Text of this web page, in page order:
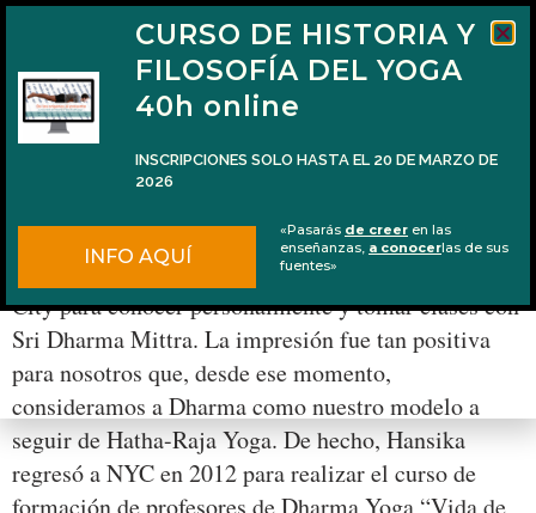
Entrevista improvisada con Sri Dharma Mittra
En el año 2011, con Hansika viajamos a New York
City para conocer personalmente y tomar clases con
Sri Dharma Mittra. La impresión fue tan positiva
para nosotros que, desde ese momento,
consideramos a Dharma como nuestro modelo a
seguir de Hatha-Raja Yoga. De hecho, Hansika
regresó a NYC en 2012 para realizar el curso de
formación de profesores de Dharma Yoga “Vida de
CURSO DE HISTORIA Y
FILOSOFÍA DEL YOGA
40h online
INSCRIPCIONES SOLO HASTA EL 20 DE MARZO DE
2026
INFO AQUÍ
«Pasarás de creer en las
enseñanzas, a conocerlas de sus
fuentes»